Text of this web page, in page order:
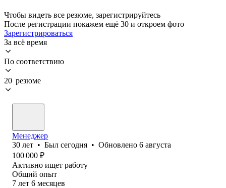
Чтобы видеть все резюме, зарегистрируйтесь
После регистрации покажем ещё 30 и откроем фото
Зарегистрироваться
За всё время
По соответствию
20 резюме
Менеджер
30 лет • Был сегодня • Обновлено 6 августа
100 000 ₽
Активно ищет работу
Общий опыт
7 лет 6 месяцев